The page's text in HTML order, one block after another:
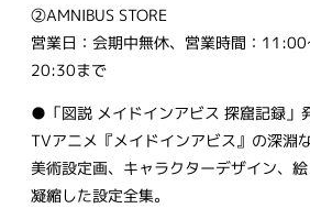
②AMNIBUS STORE
営業日：会期中無休、営業時間：
20:30まで
●「図説 メイドインアビス 探窟記録」
TVアニメ『メイドインアビス』の深淵
美術設定画、キャラクターデザイン、
凝縮した設定全集。